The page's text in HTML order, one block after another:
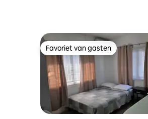
Favoriet van gasten
Favoriet van gasten